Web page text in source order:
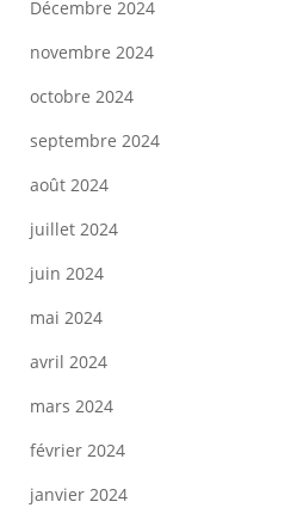
Décembre 2024
novembre 2024
octobre 2024
septembre 2024
août 2024
juillet 2024
juin 2024
mai 2024
avril 2024
mars 2024
février 2024
janvier 2024